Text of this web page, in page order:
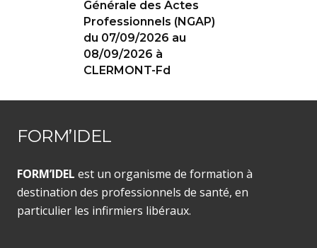
Générale des Actes
Professionnels (NGAP)
du 07/09/2026 au
08/09/2026 à
CLERMONT-Fd
FORM’IDEL
FORM’IDEL est un organisme de formation à
destination des professionnels de santé, en
particulier les infirmiers libéraux.